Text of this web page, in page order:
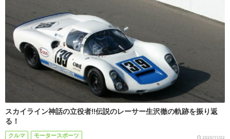
スカイライン神話の立役者!!伝説のレーサー生沢徹の軌跡を振り返
る！
クルマ モータースポーツ 2020/11/02